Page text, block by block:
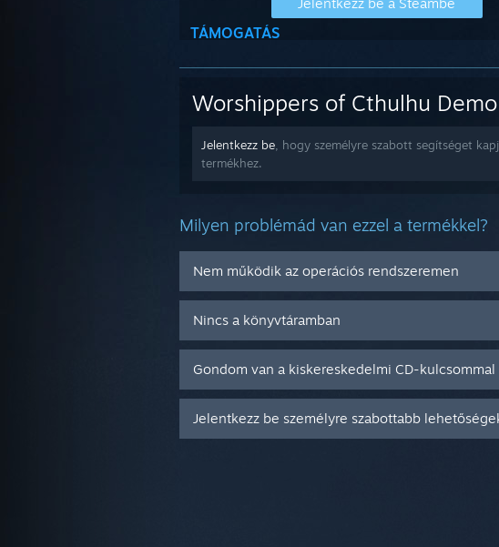
TÁMOGATÁS
Worshippers of Cthulhu Demo
Jelentkezz be , hogy személyre szabott segítséget
termékhez.
Milyen problémád van ezzel a termékkel?
Nem működik az operációs rendszeremen
Nincs a könyvtáramban
Gondom van a kiskereskedelmi CD-kulcsommal
Jelentkezz be személyre szabottabb